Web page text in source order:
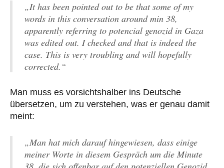
„It has been pointed out to be that some of my
words in this conversation around min 38,
apparently referring to potencial genozid in Gaza
was edited out. I checked and that is indeed the
case. This is very troubling and will hopefully
corrected.“
Man muss es vorsichtshalber ins Deutsche
übersetzen, um zu verstehen, was er genau damit
meint:
„Man hat mich darauf hingewiesen, dass einige
meiner Worte in diesem Gespräch um die Minute